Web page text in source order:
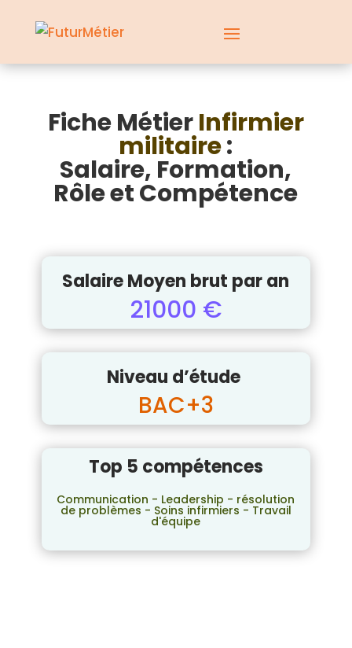
Fiche MétierInfirmier
militaire:
Salaire, Formation,
Rôle et Compétence
Salaire Moyen brut par an
21000 €
Niveau d’étude
BAC+3
Top 5 compétences
Communication - Leadership - résolution
de problèmes - Soins infirmiers - Travail
d'équipe